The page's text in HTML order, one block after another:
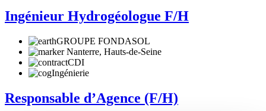
Ingénieur Hydrogéologue F/H
GROUPE FONDASOL
Nanterre, Hauts-de-Seine
CDI
Ingénierie
Responsable d’Agence (F/H)